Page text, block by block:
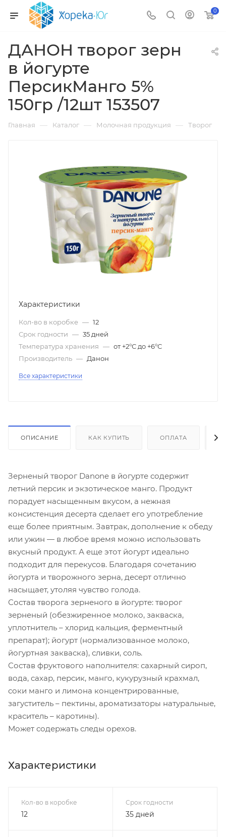
0
ДАНОН творог зерн
в йогурте
ПерсикМанго 5%
150гр /12шт 153507
Главная — Каталог — Молочная продукция — Творог
Характеристики
Кол-во в коробке — 12
Срок годности — 35 дней
Температура хранения — от +2°С до +6°С
Производитель — Данон
Все характеристики
ОПИСАНИЕ КАК КУПИТЬ ОПЛАТА
Зерненый творог Danone в йогурте содержит
летний персик и экзотическое манго. Продукт
порадует насыщенным вкусом, а нежная
консистенция десерта сделает его употребление
еще более приятным. Завтрак, дополнение к обеду
или ужин — в любое время можно использовать
вкусный продукт. А еще этот йогурт идеально
подходит для перекусов. Благодаря сочетанию
йогурта и творожного зерна, десерт отлично
насыщает, утоляя чувство голода.
Состав творога зерненого в йогурте: творог
зерненый (обезжиренное молоко, закваска,
уплотнитель – хлорид кальция, ферментный
препарат); йогурт (нормализованное молоко,
йогуртная закваска), сливки, соль.
Состав фруктового наполнителя: сахарный сироп,
вода, сахар, персик, манго, кукурузный крахмал,
соки манго и лимона концентрированные,
загуститель – пектины, ароматизаторы натуральные,
краситель – каротины).
Может содержать следы орехов.
Характеристики
Кол-во в коробке
12
Срок годности
35 дней